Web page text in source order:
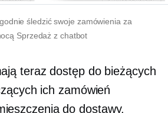
śledzić swoje zamówienia za
Sprzedaż z chatbot
teraz dostęp do bieżących
ich zamówień
do dostawy.